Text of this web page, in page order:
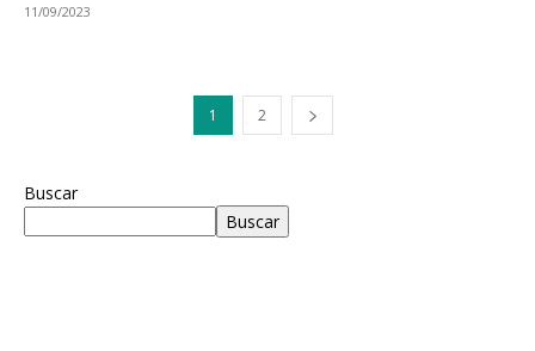
11/09/2023
1 2
Buscar
Buscar